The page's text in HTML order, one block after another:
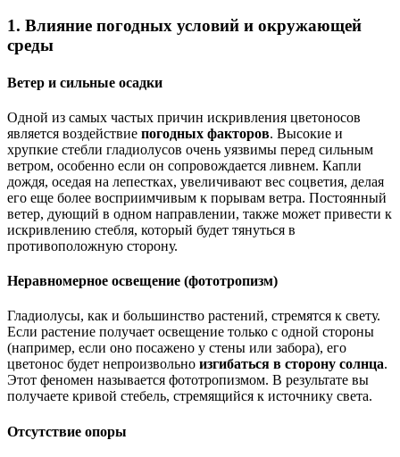
1. Влияние погодных условий и окружающей
среды
Ветер и сильные осадки
Одной из самых частых причин искривления цветоносов
является воздействие погодных факторов. Высокие и
хрупкие стебли гладиолусов очень уязвимы перед сильным
ветром, особенно если он сопровождается ливнем. Капли
дождя, оседая на лепестках, увеличивают вес соцветия, делая
его еще более восприимчивым к порывам ветра. Постоянный
ветер, дующий в одном направлении, также может привести к
искривлению стебля, который будет тянуться в
противоположную сторону.
Неравномерное освещение (фототропизм)
Гладиолусы, как и большинство растений, стремятся к свету.
Если растение получает освещение только с одной стороны
(например, если оно посажено у стены или забора), его
цветонос будет непроизвольно изгибаться в сторону солнца.
Этот феномен называется фототропизмом. В результате вы
получаете кривой стебель, стремящийся к источнику света.
Отсутствие опоры